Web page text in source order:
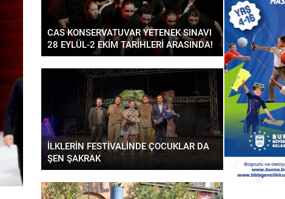
CAS KONSERVATUVAR YETENEK SINAVI
28 EYLÜL-2 EKİM TARİHLERİ ARASINDA!
İLKLERİN FESTİVALİNDE ÇOCUKLAR DA
ŞEN ŞAKRAK